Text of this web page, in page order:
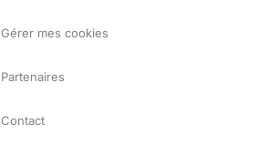
Gérer mes cookies
Partenaires
Contact